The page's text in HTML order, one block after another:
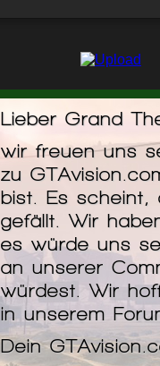
Lieber Grand
wir freuen uns
zu
bist. Es scheint,
gefällt. Wir
es würde uns
an unserer
würdest. Wir
in unserem
Dein